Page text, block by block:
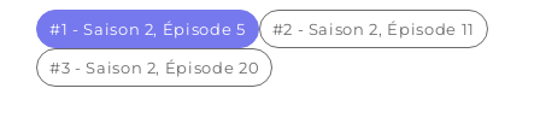
#1 - Saison 2, Épisode 5
#2 - Saison 2, Épisode 11
#3 - Saison 2, Épisode 20